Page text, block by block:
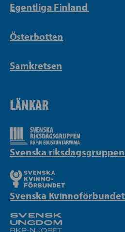
Egentliga Finland
Österbotten
Samkretsen
LÄNKAR
Svenska riksdagsgruppen
Svenska Kvinnoförbundet